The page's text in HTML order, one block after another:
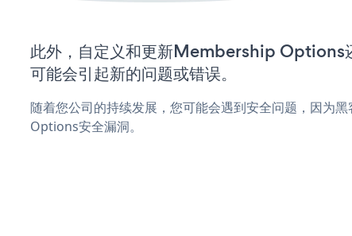
此外，自定义和更新Membership Options
可能会引起新的问题或错误。
随着您公司的持续发展，您可能会遇到安全问题，因为
Options安全漏洞。